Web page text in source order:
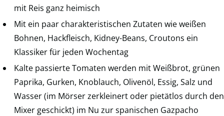
mit Reis ganz heimisch
Mit ein paar charakteristischen Zutaten wie weißen
Bohnen, Hackfleisch, Kidney-Beans, Croutons ein
Klassiker für jeden Wochentag
Kalte passierte Tomaten werden mit Weißbrot, grünen
Paprika, Gurken, Knoblauch, Olivenöl, Essig, Salz und
Wasser (im Mörser zerkleinert oder pietätlos durch den
Mixer geschickt) im Nu zur spanischen Gazpacho